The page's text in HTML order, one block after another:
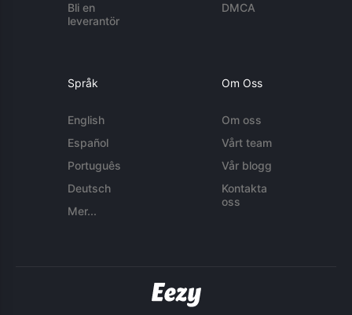
Bli en
leverantör
DMCA
Språk
English
Español
Português
Deutsch
Mer...
Om Oss
Om oss
Vårt team
Vår blogg
Kontakta
oss